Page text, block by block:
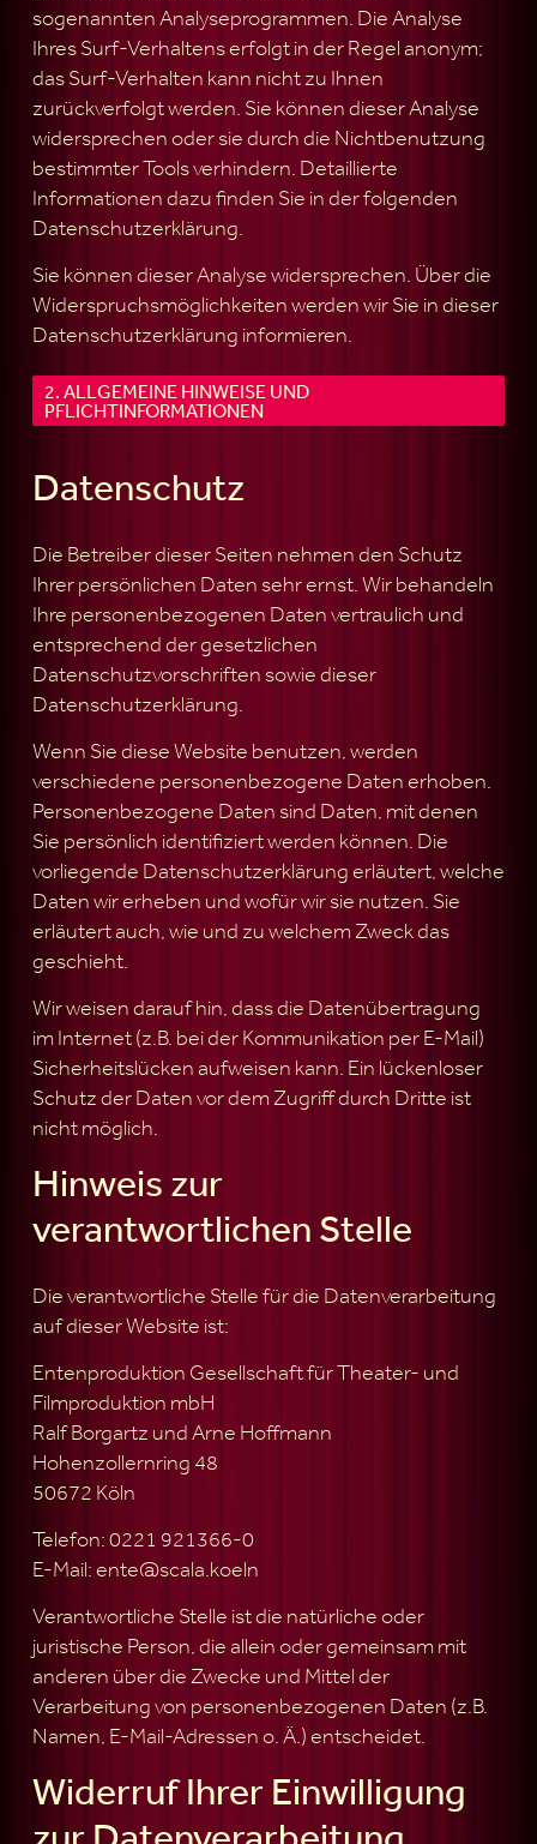
sogenannten Analyseprogrammen. Die Analyse
Ihres Surf-Verhaltens erfolgt in der Regel anonym;
das Surf-Verhalten kann nicht zu Ihnen
zurückverfolgt werden. Sie können dieser Analyse
widersprechen oder sie durch die Nichtbenutzung
bestimmter Tools verhindern. Detaillierte
Informationen dazu finden Sie in der folgenden
Datenschutzerklärung.
Sie können dieser Analyse widersprechen. Über die
Widerspruchsmöglichkeiten werden wir Sie in dieser
Datenschutzerklärung informieren.
2. ALLGEMEINE HINWEISE UND
PFLICHTINFORMATIONEN
Datenschutz
Die Betreiber dieser Seiten nehmen den Schutz
Ihrer persönlichen Daten sehr ernst. Wir behandeln
Ihre personenbezogenen Daten vertraulich und
entsprechend der gesetzlichen
Datenschutzvorschriften sowie dieser
Datenschutzerklärung.
Wenn Sie diese Website benutzen, werden
verschiedene personenbezogene Daten erhoben.
Personenbezogene Daten sind Daten, mit denen
Sie persönlich identifiziert werden können. Die
vorliegende Datenschutzerklärung erläutert, welche
Daten wir erheben und wofür wir sie nutzen. Sie
erläutert auch, wie und zu welchem Zweck das
geschieht.
Wir weisen darauf hin, dass die Datenübertragung
im Internet (z.B. bei der Kommunikation per E-Mail)
Sicherheitslücken aufweisen kann. Ein lückenloser
Schutz der Daten vor dem Zugriff durch Dritte ist
nicht möglich.
Hinweis zur
verantwortlichen Stelle
Die verantwortliche Stelle für die Datenverarbeitung
auf dieser Website ist:
Entenproduktion Gesellschaft für Theater- und
Filmproduktion mbH
Ralf Borgartz und Arne Hoffmann
Hohenzollernring 48
50672 Köln
Telefon: 0221 921366-0
E-Mail: ente@scala.koeln
Verantwortliche Stelle ist die natürliche oder
juristische Person, die allein oder gemeinsam mit
anderen über die Zwecke und Mittel der
Verarbeitung von personenbezogenen Daten (z.B.
Namen, E-Mail-Adressen o. Ä.) entscheidet.
Widerruf Ihrer Einwilligung